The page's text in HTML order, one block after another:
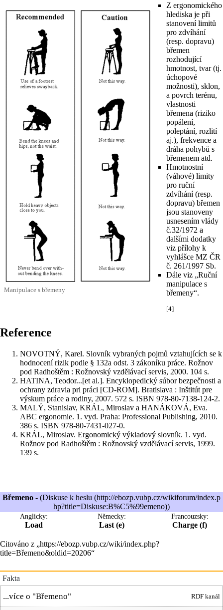
Manipulace s břemeny
Z ergonomického
hlediska je při
stanovení limitů
pro zdvíhání
(resp. dopravu)
břemen
rozhodující
hmotnost, tvar (tj.
úchopové
možnosti), sklon,
a povrch terénu,
vlastnosti
břemena (riziko
popálení,
poleptání, rozlití
aj.), frekvence a
dráha pohybů s
břemenem atd.
Hmotnostní
(váhové) limity
pro ruční
zdvíhání (resp.
dopravu) břemen
jsou stanoveny
usnesením vlády
č.32/1972 a
dalšími dodatky
viz přílohy k
vyhlášce MZ ČR
č. 261/1997 Sb.
Dále viz „Ruční
manipulace s
břemeny“.
[4]
Reference
NOVOTNÝ, Karel. Slovník vybraných pojmů vztahujících se k
hodnocení rizik podle § 132a odst. 3 zákoníku práce. Rožnov
pod Radhoštěm : Rožnovský vzdělávací servis, 2000. 104 s.
HATINA, Teodor...[et al.]. Encyklopedický súbor bezpečnosti a
ochrany zdravia pri práci [CD-ROM]. Bratislava : Inštitút pre
výskum práce a rodiny, 2007. 572 s. ISBN 978-80-7138-124-2.
MALÝ, Stanislav, KRÁL, Miroslav a HANÁKOVÁ, Eva.
ABC ergonomie. 1. vyd. Praha: Professional Publishing, 2010.
386 s. ISBN 978-80-7431-027-0.
KRÁL, Miroslav. Ergonomický výkladový slovník. 1. vyd.
Rožnov pod Radhoštěm : Rožnovský vzdělávací servis, 1999.
139 s.
Břemeno - (Diskuse k heslu
)
Anglicky: Německy: Francouzsky:
Load Last (e) Charge (f)
Citováno z „https://ebozp.vubp.cz/wiki/index.php?
title=Břemeno&oldid=20206“
Fakta
...více o "Břemeno" RDF kanál